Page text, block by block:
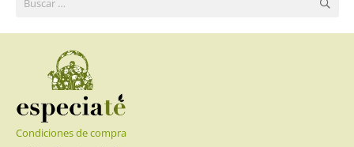
Condiciones de compra